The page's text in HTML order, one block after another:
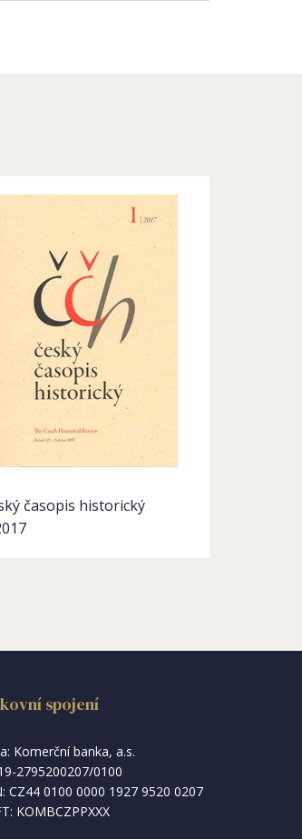
časopis historický
spojení
Komerční banka, a.s.
2795200207/0100
CZ44 0100 0000 1927 9520 0207
KOMBCZPPXXX